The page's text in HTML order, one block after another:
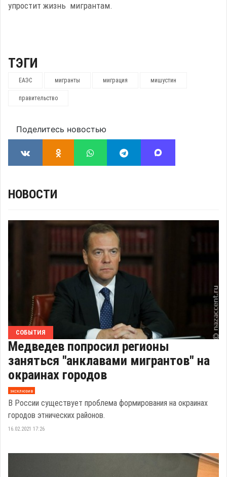
упростит жизнь мигрантам.
ТЭГИ
ЕАЭС мигранты миграция мишустин
правительство
Поделитесь новостью
НОВОСТИ
СОБЫТИЯ
Медведев попросил регионы
заняться "анклавами мигрантов" на
окраинах городов
эксклюзив
В России существует проблема формирования на окраинах
городов этнических районов.
16.02.2021 17:26